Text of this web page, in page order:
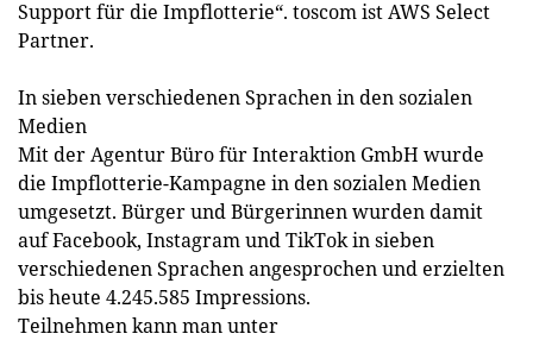
Support für die Impflotterie“. toscom ist AWS Select
Partner.
In sieben verschiedenen Sprachen in den sozialen
Medien
Mit der Agentur Büro für Interaktion GmbH wurde
die Impflotterie-Kampagne in den sozialen Medien
umgesetzt. Bürger und Bürgerinnen wurden damit
auf Facebook, Instagram und TikTok in sieben
verschiedenen Sprachen angesprochen und erzielten
bis heute 4.245.585 Impressions.
Teilnehmen kann man unter